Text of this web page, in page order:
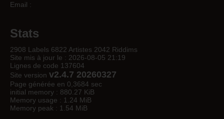
Email :
Stats
2908 Labels 6822 Artistes 2042 Riddims
Site mis à jour le : 2026-08-05 21:19
Lignes de code 137604
Site version v2.4.7 20260327
Page générée en 0,3684 sec
initial memory : 880.27 KiB
Memory usage : 1.24 MiB
Memory peak : 1.54 MiB